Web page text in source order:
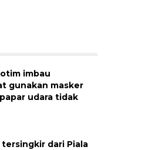
imbau
gunakan masker
udara tidak
dari Piala